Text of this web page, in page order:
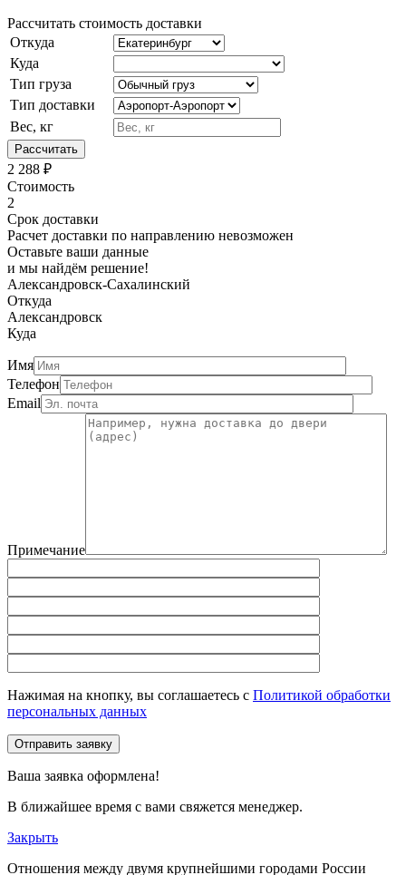
Рассчитать стоимость доставки
Откуда
Куда
Тип груза
Тип доставки
Вес, кг
Рассчитать
2 288 ₽
Стоимость
2
Срок доставки
Расчет доставки по направлению невозможен
Оставьте ваши данные
и мы найдём решение!
Александровск-Сахалинский
Откуда
Александровск
Куда
Имя
Телефон
Email
Примечание
Нажимая на кнопку, вы соглашаетесь с Политикой обработки
персональных данных
Отправить заявку
Ваша заявка оформлена!
В ближайшее время с вами свяжется менеджер.
Закрыть
Отношения между двумя крупнейшими городами России